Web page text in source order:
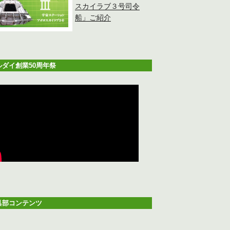
スカイラブ３号司令
船」ご紹介
ダイ創業50周年祭
部コンテンツ